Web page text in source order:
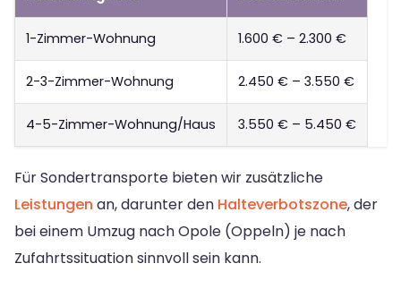
1-Zimmer-Wohnung 1.600 € – 2.300 €
2-3-Zimmer-Wohnung 2.450 € – 3.550 €
4-5-Zimmer-Wohnung/Haus 3.550 € – 5.450 €
Für Sondertransporte bieten wir zusätzliche
Leistungen an, darunter den Halteverbotszone, der
bei einem Umzug nach Opole (Oppeln) je nach
Zufahrtssituation sinnvoll sein kann.